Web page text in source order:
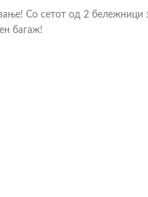
Со сетот од 2
багаж!